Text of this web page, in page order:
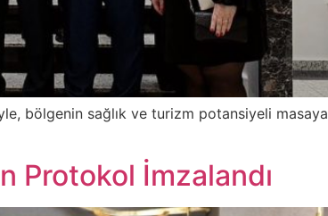
bölgenin sağlık ve turizm potansiyeli masaya
Protokol İmzalandı